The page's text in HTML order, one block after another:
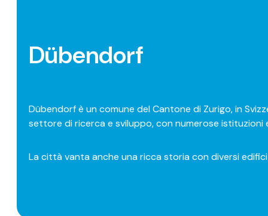
Dübendorf
Dübendorf è un comune del Cantone di Zurigo, in
settore di ricerca e sviluppo, con numerose istituzioni
La città vanta anche una ricca storia con diversi